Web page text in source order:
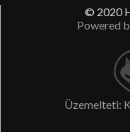
© 2020
Powered
Üzemelteti: